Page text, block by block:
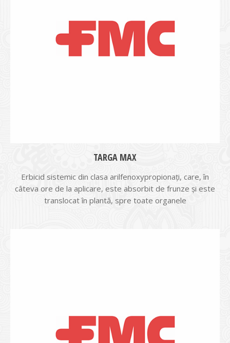
TARGA MAX
Erbicid sistemic din clasa arilfenoxypropionaţi, care, în
câteva ore de la aplicare, este absorbit de frunze și este
translocat în plantă, spre toate organele